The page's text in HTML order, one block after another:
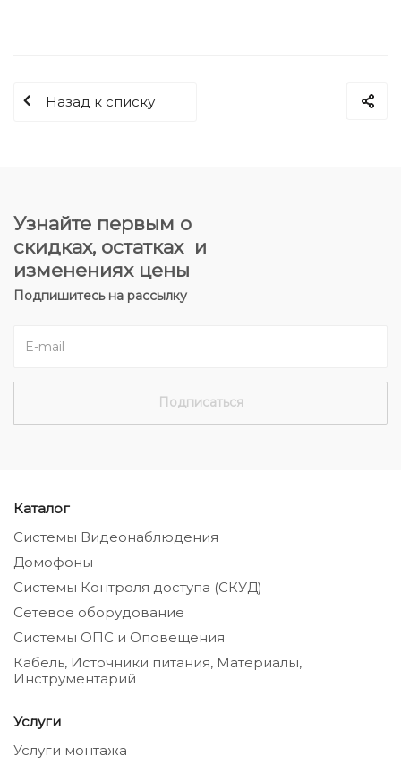
Назад к списку
Узнайте первым о
скидках, остатках и
изменениях цены
Подпишитесь на рассылку
Каталог
Системы Видеонаблюдения
Домофоны
Системы Контроля доступа (СКУД)
Сетевое оборудование
Системы ОПС и Оповещения
Кабель, Источники питания, Материалы,
Инструментарий
Услуги
Услуги монтажа